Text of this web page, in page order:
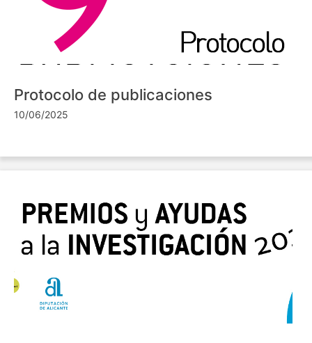
Protocolo de publicaciones
10/06/2025